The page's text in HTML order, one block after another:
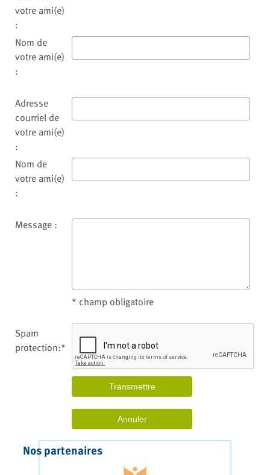
votre ami(e)
:
Nom de
votre ami(e)
:
Adresse
courriel de
votre ami(e)
:
Nom de
votre ami(e)
:
Message :
* champ obligatoire
Spam
protection:*
Nos partenaires